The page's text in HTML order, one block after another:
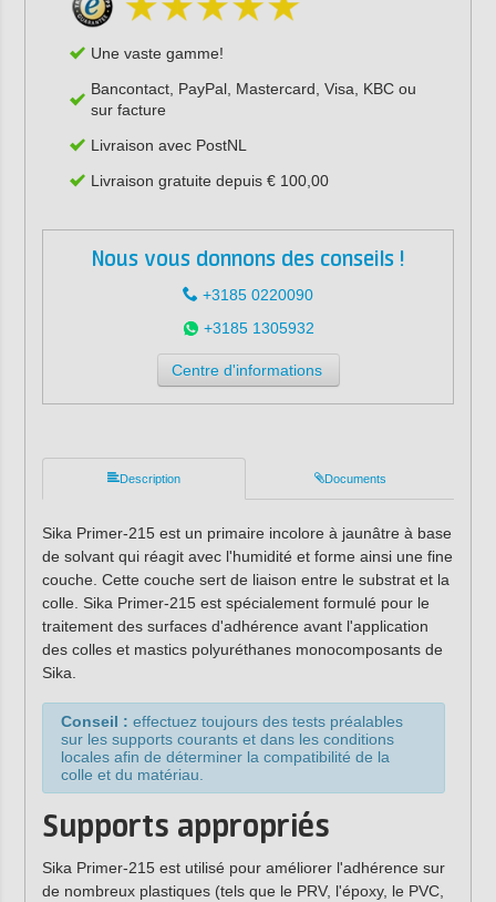
Une vaste gamme!
Bancontact, PayPal, Mastercard, Visa, KBC ou
sur facture
Livraison avec PostNL
Livraison gratuite depuis € 100,00
Nous vous donnons des conseils !
+3185 0220090
+3185 1305932
Centre d'informations
Description Documents
Sika Primer-215 est un primaire incolore à jaunâtre à base
de solvant qui réagit avec l'humidité et forme ainsi une fine
couche. Cette couche sert de liaison entre le substrat et la
colle. Sika Primer-215 est spécialement formulé pour le
traitement des surfaces d'adhérence avant l'application
des colles et mastics polyuréthanes monocomposants de
Sika.
Conseil : effectuez toujours des tests préalables
sur les supports courants et dans les conditions
locales afin de déterminer la compatibilité de la
colle et du matériau.
Supports appropriés
Sika Primer-215 est utilisé pour améliorer l'adhérence sur
de nombreux plastiques (tels que le PRV, l'époxy, le PVC,